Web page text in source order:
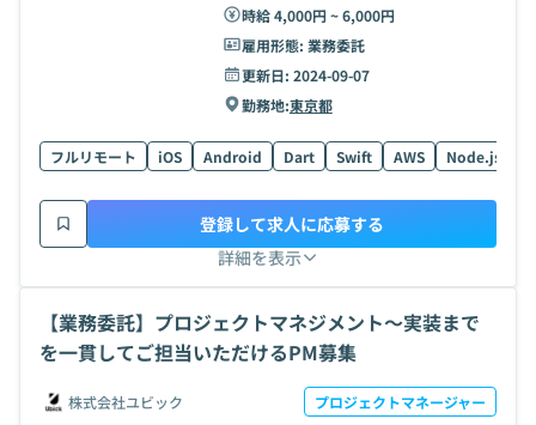
時給 4,000円 ~ 6,000円
雇用形態: 業務委託
更新日: 2024-09-07
勤務地:東京都
フルリモート iOS Android Dart Swift AWS Node.js
詳細を表示
登録して求人に応募する
【業務委託】プロジェクトマネジメント〜実装まで
を一貫してご担当いただけるPM募集
株式会社ユビック プロジェクトマネージャー